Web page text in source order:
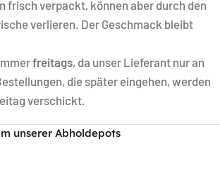
frisch verpackt, können aber durch den
verlieren. Der Geschmack bleibt
freitags, da unser Lieferant nur an
die später eingehen, werden
verschickt.
unserer Abholdepots